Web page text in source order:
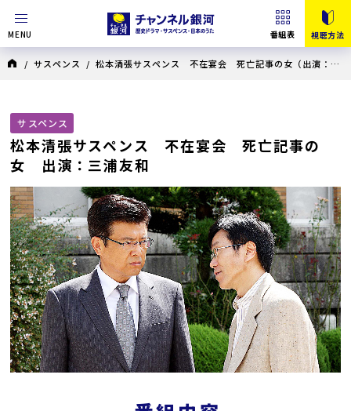
MENU 番組表 視聴方法
/ サスペンス / 松本清張サスペンス 不在宴会 死亡記事の女（出演：三
サスペンス
松本清張サスペンス 不在宴会 死亡記事の
女 出演：三浦友和